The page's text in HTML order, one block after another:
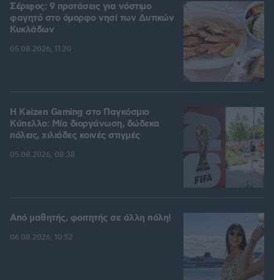
Σέριφος: 9 προτάσεις για νόστιμο
φαγητό στο όμορφο νησί των Δυτικών
Κυκλάδων
05.08.2026, 11:20
H Kaizen Gaming στο Παγκόσμιο
Kύπελλο: Μία διοργάνωση, δώδεκα
πόλεις, χιλιάδες κοινές στιγμές
05.08.2026, 08:38
Από μαθητής, φοιτητής σε άλλη πόλη!
06.08.2026, 10:52